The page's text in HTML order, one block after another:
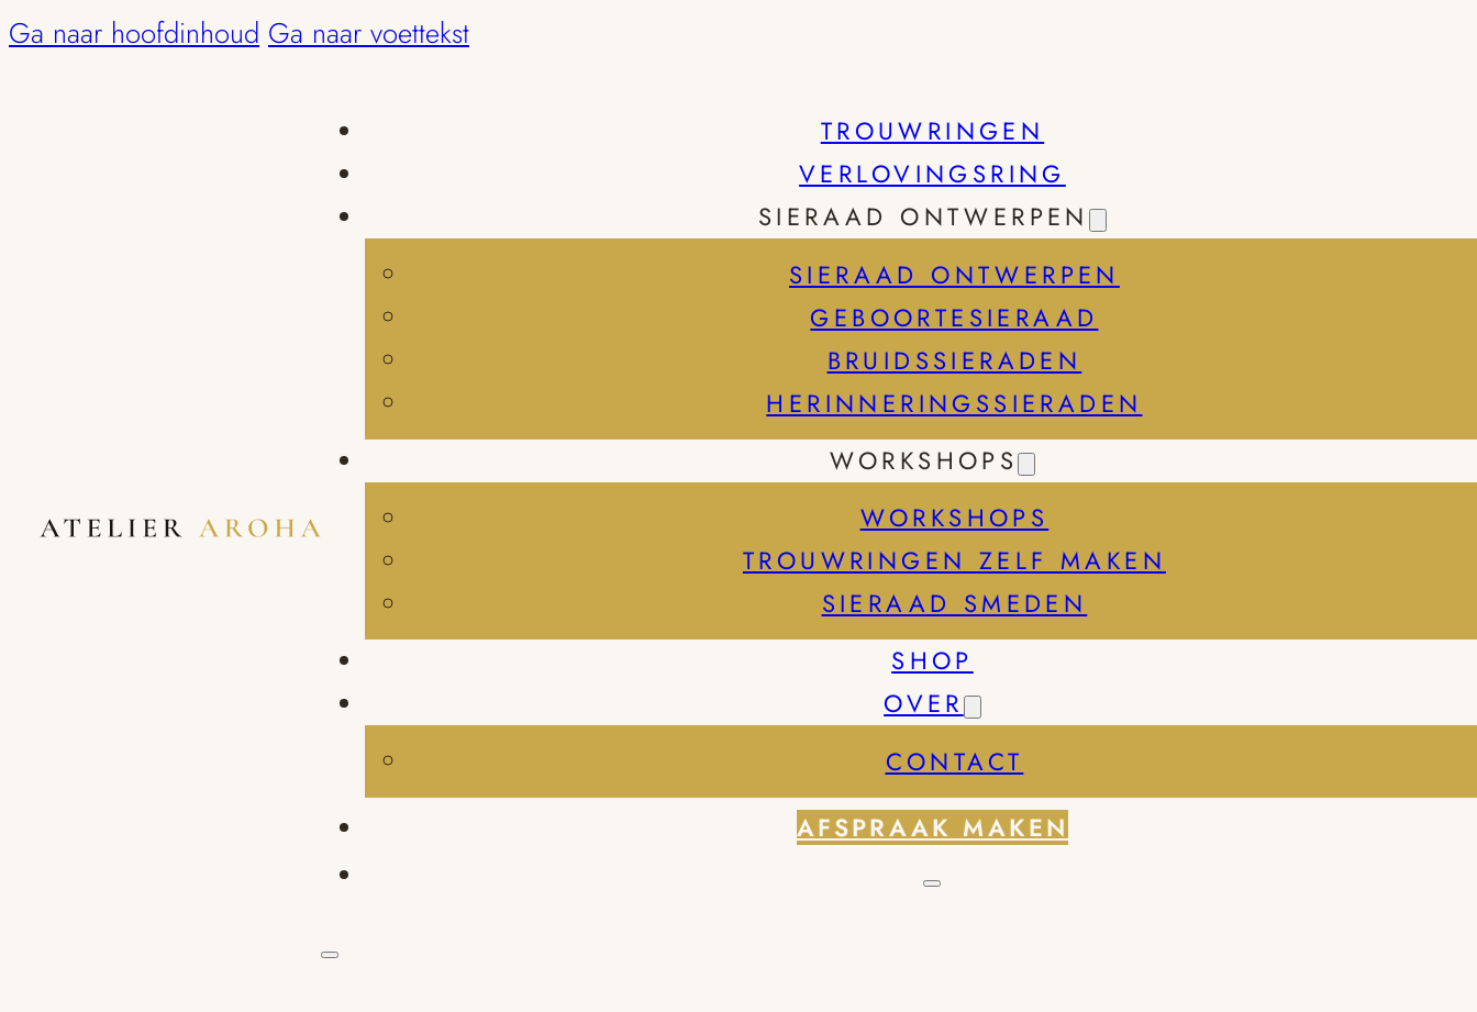
Ga naar hoofdinhoud Ga naar voettekst
TROUWRINGEN
VERLOVINGSRING
SIERAAD ONTWERPEN
SIERAAD ONTWERPEN
GEBOORTESIERAAD
BRUIDSSIERADEN
HERINNERINGSSIERADEN
WORKSHOPS
WORKSHOPS
TROUWRINGEN ZELF MAKEN
SIERAAD SMEDEN
SHOP
OVER
CONTACT
AFSPRAAK MAKEN